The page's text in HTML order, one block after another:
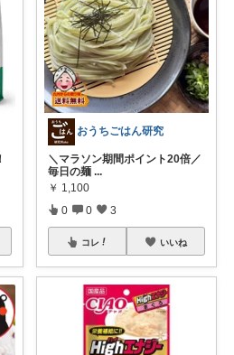
おうちごはん研究
＼マラソン期間ポイント20倍／
毎日の麺 ...
￥ 1,100
0 0 3
コレ いいね